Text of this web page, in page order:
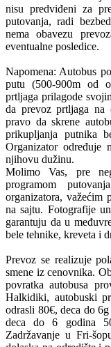
nisu predviđeni za
putovanja, radi
nema obavezu
eventualne posledice.
Napomena: Autobus
putu (500-900m od
prtljaga prilagode
da prevoz prtljaga na
pravo da skrene
prikupljanja putnika
Organizator određuje
njihovu dužinu.
Molimo Vas, pre
programom
organizatora, važećim
na sajtu. Fotografije
garantuju da u
bele tehnike, kreveta i
Prevoz se realizuje
smene iz cenovnika.
povratka autobusa
Halkidiki, autobuski
odrasli 80€, deca do
deca do 6 godina
Zadržavanje u Fri-